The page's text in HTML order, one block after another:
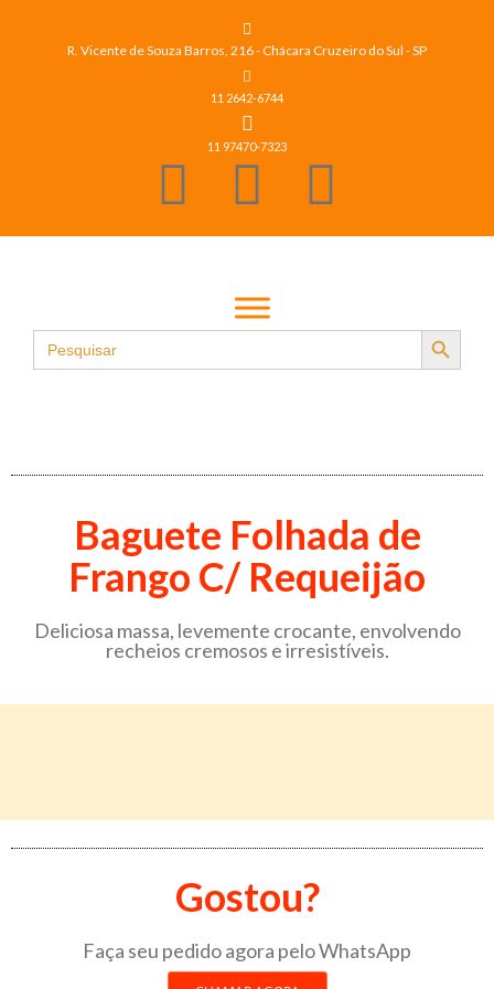
R. Vicente de Souza Barros, 216 - Chácara Cruzeiro do Sul - SP
11 2642-6744
11 97470-7323
Search
for:
Search Button
Baguete Folhada de
Frango C/ Requeijão
Deliciosa massa, levemente crocante, envolvendo
recheios cremosos e irresistíveis.
Gostou?
Faça seu pedido agora pelo WhatsApp